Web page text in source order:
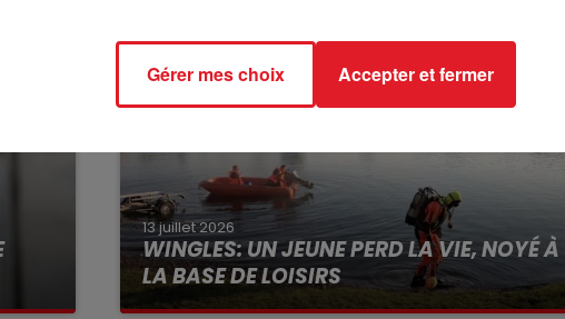
13 juillet 2026
WINGLES: UN JEUNE PERD LA VIE, NOYÉ À
LA BASE DE LOISIRS
La victime a coulé à pic
Gérer mes choix Accepter et fermer